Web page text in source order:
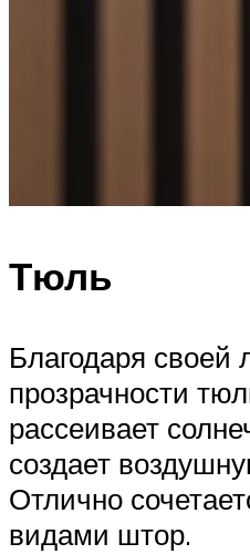
Тюль
Благодаря своей
прозрачности
рассеивает
создает
Отлично
видами штор.